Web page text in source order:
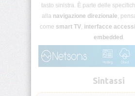
elementi
Unità
tasto sinistra. È parte delle
alla navigazione direzionale,
come smart TV, interfacce
embedded .
Sintassi